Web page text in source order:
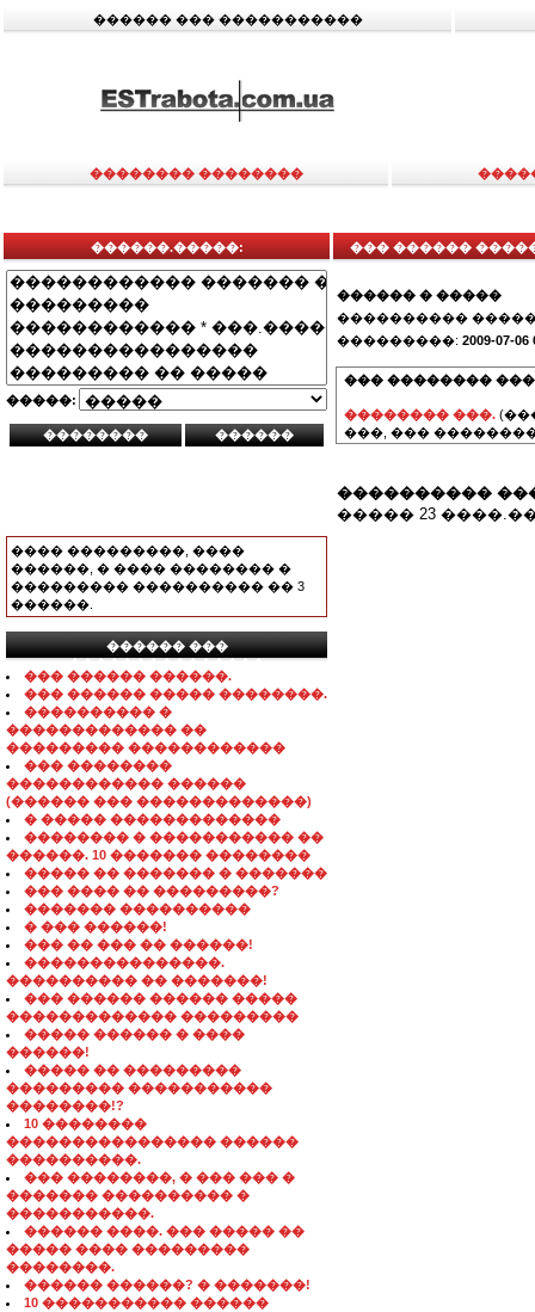
������ ��� �����������
�������� ��������
������.�����:
�����:
���� ���������, ����
������, � ���� �������� �
��������� ���������� �� 3
������.
������ ���
���������������
��� ������ ������.
��� ������ ����� ��������.
���������� �
������������� ��
��������� ������������
��� ��������
������������ ������
(������ ��� �������������)
� ����� �������������
�������� � ����������� ��
������. 10 ������� ��������
����� �� ������� � �������
��� ���� �� ���������?
������� ����������
� ��� ������!
��� �� ��� �� ������!
���������������.
���������� �� �������!
��� ������ ������ �����
������������� ���������
����� ������ � ����
������!
����� �� ���������
��������� �����������
��������!?
10 ��������
���������������� ������
����������.
��� ��������, � ��� ��� �
������� ���������� �
�����������.
������ ����. ��� ����� ��
����� ���� ���������
��������.
������ ������? � �������!
10 ����������� ������
��� ������
������ � �����
����������
���������: 2009-07-06
��� ��������
�������� ���.
���, ���
����������
����� 23